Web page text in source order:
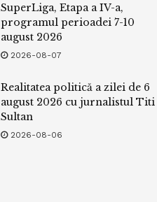
SuperLiga, Etapa a IV-a,
programul perioadei 7-10
august 2026
2026-08-07
Realitatea politică a zilei de 6
august 2026 cu jurnalistul Titi
Sultan
2026-08-06